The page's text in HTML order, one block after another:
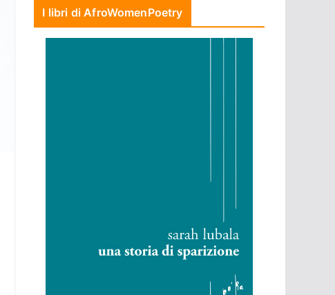
I libri di AfroWomenPoetry